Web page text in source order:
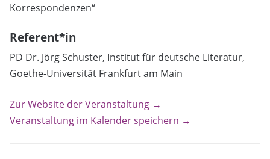
Korrespondenzen“
Referent*in
PD Dr. Jörg Schuster, Institut für deutsche Literatur,
Goethe-Universität Frankfurt am Main
Zur Website der Veranstaltung →
Veranstaltung im Kalender speichern →